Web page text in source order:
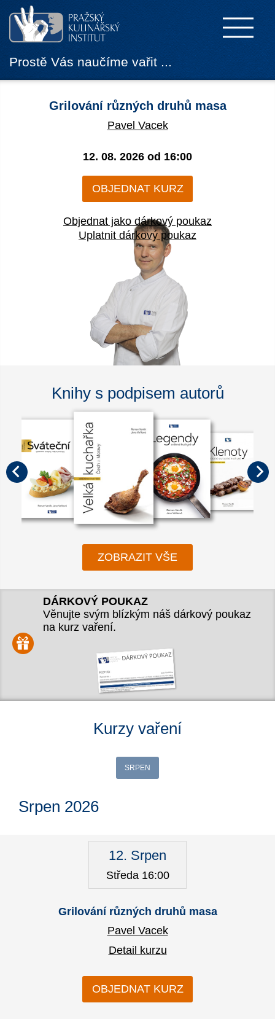
Prostě Vás naučíme vařit ...
Grilování různých druhů masa
Pavel Vacek
12. 08. 2026 od 16:00
OBJEDNAT KURZ
Objednat jako dárkový poukaz
Uplatnit dárkový poukaz
Knihy s podpisem autorů
ZOBRAZIT VŠE
DÁRKOVÝ POUKAZ
Věnujte svým blízkým náš dárkový poukaz
na kurz vaření.
Kurzy vaření
SRPEN
Srpen 2026
12. Srpen
Středa 16:00
Grilování různých druhů masa
Pavel Vacek
Detail kurzu
OBJEDNAT KURZ